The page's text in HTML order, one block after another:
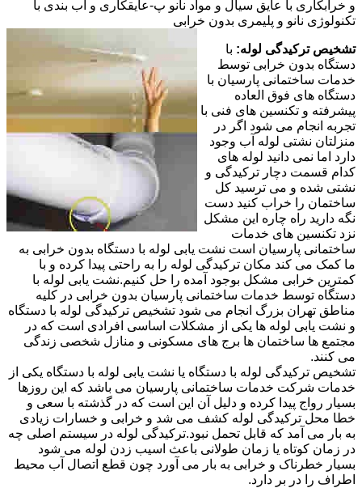
و خرابکاری با عایق سیال و مواد نانو پ-عایقکاری و آب بندی با
تکنولوژی نانو و پلیمری بدون خرابی
تشخیص ترکیدگی لوله: با
دستگاه بدون خرابی توسط
خدمات ساختمانی پارسیان با
دستگاه های فوق العاده
پیشرفته و تکنسین های فنی با
تجربه انجام می شود اگر در
منزلتان نشتی لوله آب وجود
دارد اما نمی دانید لوله های
کدام قسمت دچار ترکیدگی و
نشتی شده و می ترسید کل
ساختمان را خراب کنید دست
نگه دارید راه چاره این مشکل
نزد تکنسین های خدمات
ساختمانی پارسیان است نشت یابی لوله با دستگاه بدون خرابی به
ما کمک می کند مکان ترکیدگی لوله را به راحتی پیدا کرده و با
کمترین خرابی مشکل بوجود آمده را حل کنیم.نشت یابی لوله با
دستگاه توسط خدمات ساختمانی پارسیان بدون خرابی در کلیه
مناطق تهران بزرگ انجام می شود تشخیص ترکیدگی لوله با دستگاه
و نشت یابی لوله ها یکی از مشکلات اساسی افرادی است که در
مجتمع ها ساختمان ها برج های مسکونی و منازل شخصی زندگی
می کنند.
تشخیص ترکیدگی لوله با دستگاه یا نشت یابی لوله با دستگاه یکی از
خدمات شرکت خدمات ساختمانی پارسیان می باشد که این روزها
بسیار رواج پیدا کرده و دلیل آن این است که در گذشته با سعی و
خطا محل ترکیدگی لوله کشف می شد و خرابی و خسارات زیادی
به بار می آمد که قابل تحمل نبود.ترکیدگی لوله در سیستم اصلی چه
در زمان کوتاه یا زمان طولانی باعث اسیب زدن لوله می شود
بسیار خطرناک و خرابی به بار می آورد چون قطع اتصال آب محیط
اطراف را در بر دارد.